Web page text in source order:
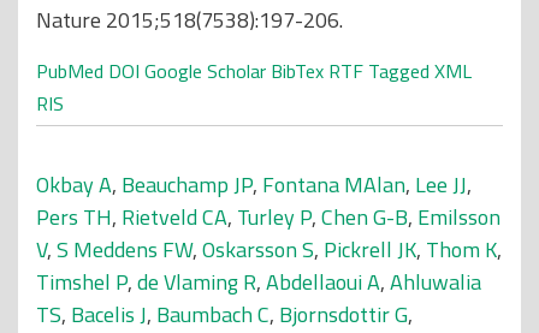
Nature 2015;518(7538):197-206.
PubMed DOI Google Scholar BibTex RTF Tagged XML
RIS
Okbay A, Beauchamp JP, Fontana MAlan, Lee JJ,
Pers TH, Rietveld CA, Turley P,Chen G-B, Emilsson
V,S Meddens FW,Oskarsson S, Pickrell JK, Thom K,
Timshel P,de Vlaming R,Abdellaoui A,Ahluwalia
TS, Bacelis J, Baumbach C, Bjornsdottir G,